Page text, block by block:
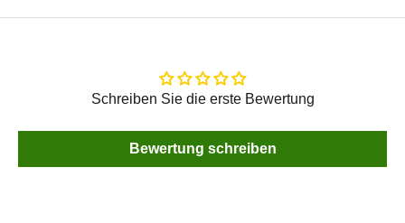
Schreiben Sie die erste Bewertung
Bewertung schreiben